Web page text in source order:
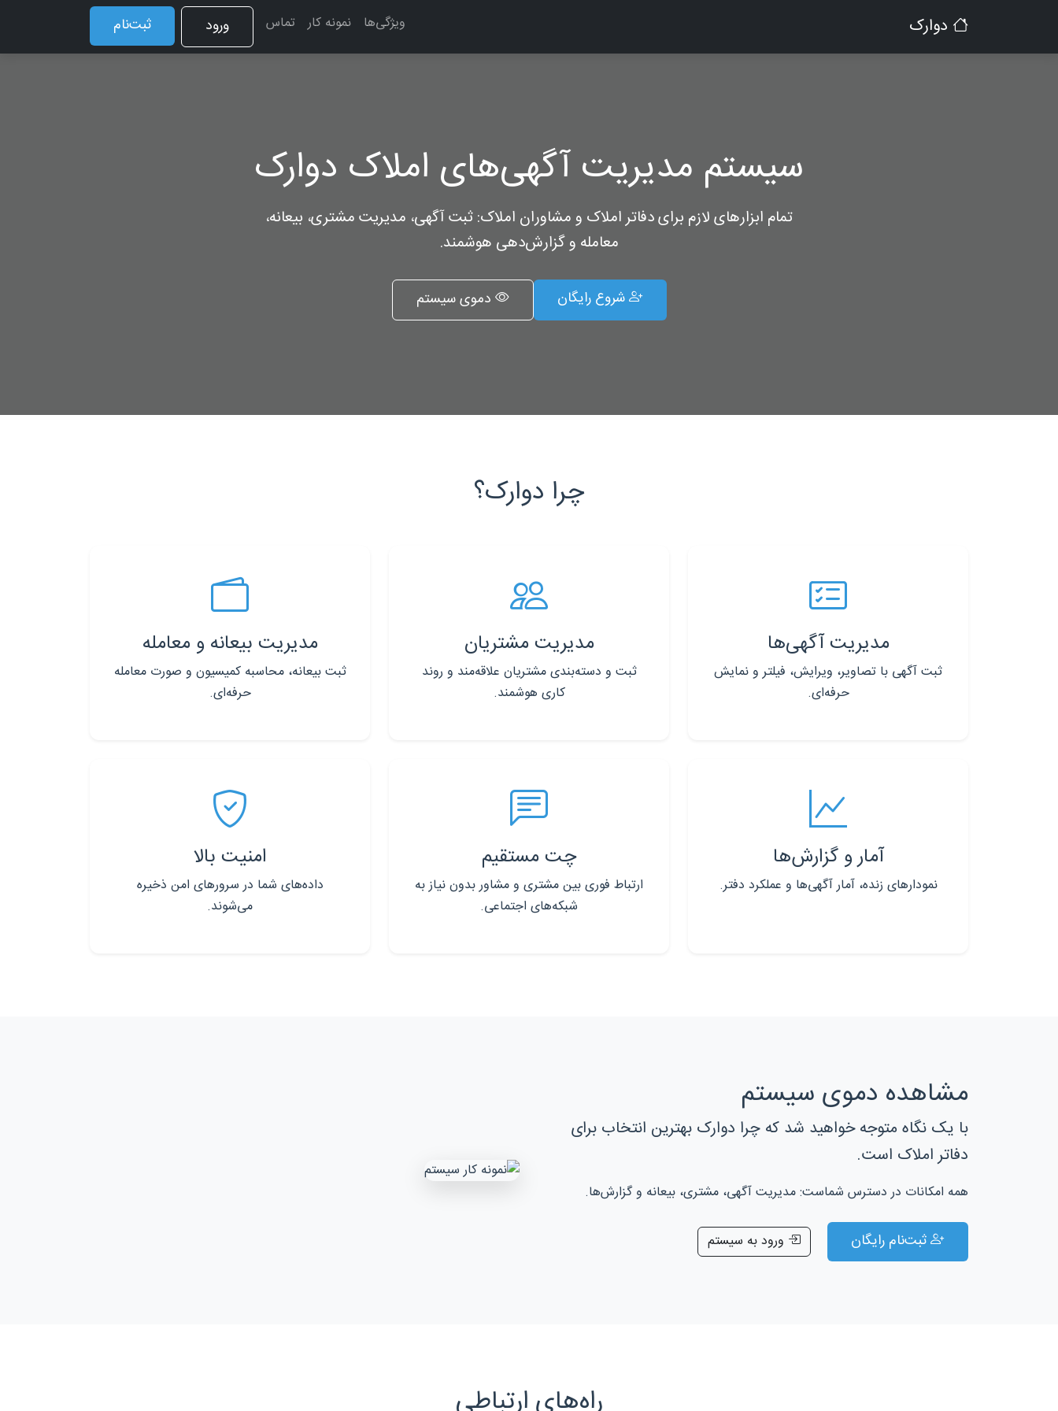
دوارک ویژگی‌ها نمونه کار تماس ورود ثبت‌نام
سیستم مدیریت آگهی‌های املاک دوارک
تمام ابزارهای لازم برای دفاتر املاک و مشاوران املاک: ثبت آگهی، مدیریت مشتری، بیعانه،
معامله و گزارش‌دهی هوشمند.
شروع رایگان دموی سیستم
چرا دوارک؟
مدیریت آگهی‌ها
ثبت آگهی با تصاویر، ویرایش، فیلتر و نمایش
حرفه‌ای.
مدیریت مشتریان
ثبت و دسته‌بندی مشتریان علاقه‌مند و روند
کاری هوشمند.
مدیریت بیعانه و معامله
ثبت بیعانه، محاسبه کمیسیون و صورت معامله
حرفه‌ای.
آمار و گزارش‌ها
نمودارهای زنده، آمار آگهی‌ها و عملکرد دفتر.
چت مستقیم
ارتباط فوری بین مشتری و مشاور بدون نیاز به
شبکه‌های اجتماعی.
امنیت بالا
داده‌های شما در سرورهای امن ذخیره
می‌شوند.
مشاهده دموی سیستم
با یک نگاه متوجه خواهید شد که چرا دوارک بهترین انتخاب برای
دفاتر املاک است.
همه امکانات در دسترس شماست: مدیریت آگهی، مشتری، بیعانه و گزارش‌ها.
ثبت‌نام رایگان ورود به سیستم
راه‌های ارتباطی